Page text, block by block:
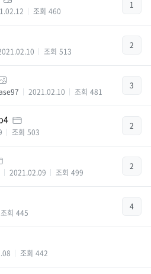
조회 460
1
조회 513
2
2021.02.10 조회 481
3
조회 503
2
2021.02.09 조회 499
2
조회 445
4
조회 442